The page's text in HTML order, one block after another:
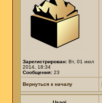
Зарегистрирован: Вт, 01 июл
2014, 18:34
Сообщения: 23
Вернуться к началу